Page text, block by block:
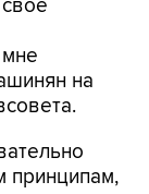
на
принципам,